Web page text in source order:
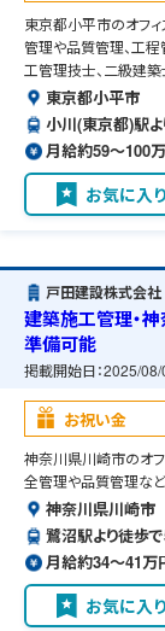
東京都小平市のオフ
管理や品質管理、工
工管理技士、二級建築
東京都小平市
小川(東京都)駅
月給約59〜100万
お気に入り
戸田建設株式会社
建築施工管理・
準備可能
掲載開始日：2025/08/
お祝い金
神奈川県川崎市のオ
全管理や品質管理な
神奈川県川崎市
鷺沼駅より徒歩
月給約34〜41万
お気に入り